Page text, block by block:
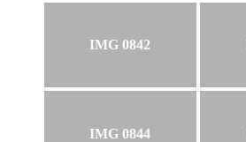
IMG 0842
IMG 0844